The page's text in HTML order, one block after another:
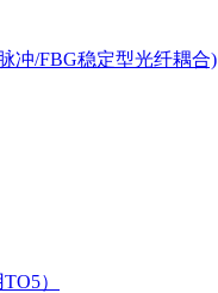
冲/FBG稳定型光纤耦合)
）